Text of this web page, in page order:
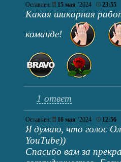
Оставлен: 15 мая ’2024 23:55
Какая шикарная
команде!
1 ответ
Оставлен: 16 мая ’2024 12:56
Я думаю, что голос
YouTube))
Спасибо вам за